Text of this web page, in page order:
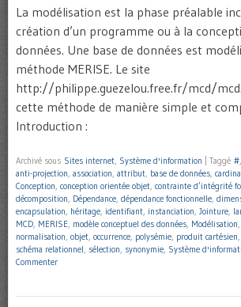
La modélisation est la phase préalable
création d’un programme ou à la
données. Une base de données est
méthode MERISE. Le site
http://philippe.guezelou.free.fr/mcd/
cette méthode de manière simple et
Introduction :
Archivé sous Sites internet, Système d'information Taggé #,
anti-projection, association, attribut, base de données,
Conception, conception orientée objet, contrainte d’intégrité
décomposition, Dépendance, dépendance fonctionnelle,
encapsulation, héritage, identifiant, instanciation, Jointure,
MCD, MERISE, modèle conceptuel des données, Modélisation,
normalisation, objet, occurrence, polysémie, produit cartésien,
schéma relationnel, sélection, synonymie, Système
Commenter